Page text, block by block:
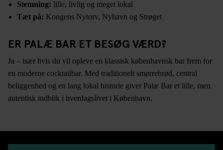
Stemning: lille, livlig og meget lokal
Tæt på: Kongens Nytorv, Nyhavn og Strøget
ER PALÆ BAR ET BESØG VÆRD?
Ja – især hvis du vil opleve en klassisk københavnsk bar frem for
en moderne cocktailbar. Med traditionelt smørrebrød, central
beliggenhed og en lang lokal historie giver Palæ Bar et lille, men
autentisk indblik i hverdagslivet i København.